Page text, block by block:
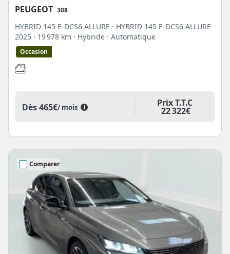
PEUGEOT 308
HYBRID 145 E-DCS6 ALLURE · HYBRID 145 E-DCS6 ALLURE
2025 · 19 978 km · Hybride · Automatique
Occasion
Dès465€/ mois i Prix T.T.C
22 322€
Comparer